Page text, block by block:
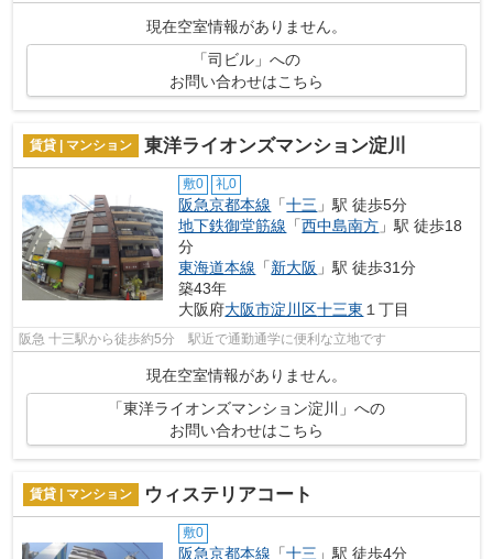
現在空室情報がありません。
「司ビル」への
お問い合わせはこちら
賃貸 | マンション 東洋ライオンズマンション淀川
敷0 礼0
阪急京都本線 「十三 」駅 徒歩5分
地下鉄御堂筋線 「西中島南方 」駅 徒歩18
分
東海道本線 「新大阪 」駅 徒歩31分
築43年
大阪府大阪市淀川区十三東 １丁目
阪急 十三駅から徒歩約5分 駅近で通勤通学に便利な立地です
現在空室情報がありません。
「東洋ライオンズマンション淀川」への
お問い合わせはこちら
賃貸 | マンション ウィステリアコート
敷0
阪急京都本線 「十三 」駅 徒歩4分